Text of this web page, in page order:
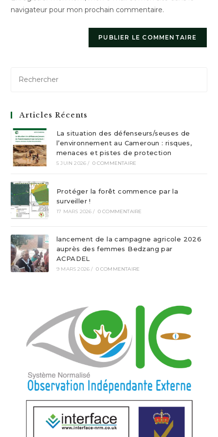
(facultatif)
navigateur pour mon prochain commentaire.
Articles Récents
La situation des défenseurs/seuses de
l’environnement au Cameroun : risques,
menaces et pistes de protection
5 JUIN 2026 / 0 COMMENTAIRE
Protéger la forêt commence par la
surveiller !
17 MARS 2026 / 0 COMMENTAIRE
lancement de la campagne agricole 2026
auprès des femmes Bedzang par
ACPADEL
9 MARS 2026 / 0 COMMENTAIRE